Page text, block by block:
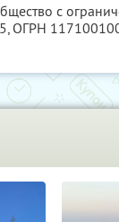
с
, ОГРН